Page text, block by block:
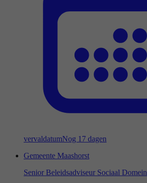
vervaldatumNog 17 dagen
Gemeente Maashorst
Senior Beleidsadviseur Sociaal Domein